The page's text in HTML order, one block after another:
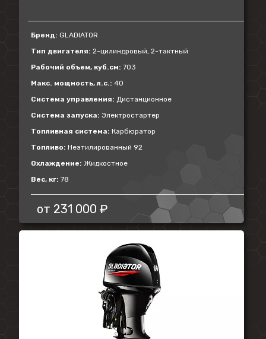
Бренд: GLADIATOR
Тип двигателя: 2-цилиндровый, 2-тактный
Рабочий объем, куб.см: 703
Макс. мощность, л.с.: 40
Система управления: Дистанционное
Система запуска: Электростартер
Топливная система: Карбюратор
Топливо: Неэтилированный 92
Охлаждение: Жидкостное
Вес, кг: 78
от 231 000 ₽